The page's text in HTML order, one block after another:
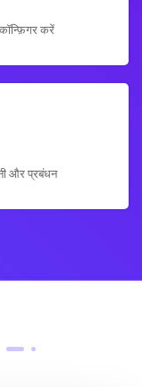
करें
और प्रबंधन